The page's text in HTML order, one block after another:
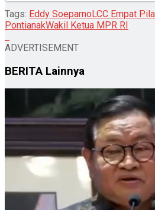
Tags: Eddy SoeparnoLCC Empat
PontianakWakil Ketua MPR RI
ADVERTISEMENT
BERITA Lainnya